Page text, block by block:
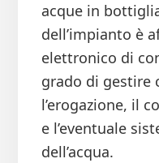
acque in
dell’impianto è
elettronico di
grado di gestire
l’erogazione, il
e l’eventuale
dell’acqua.